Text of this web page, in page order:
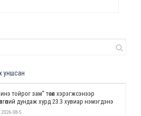
уншсан
тойрог зам” төсөл хэрэгжсэнээр
дундаж хурд 23.3 хувиар нэмэгдэнэ
2026-08-5